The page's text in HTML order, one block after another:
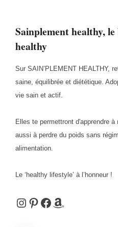
Sainplement healthy,
healthy
Sur SAIN’PLEMENT HEALTHY,
saine, équilibrée et diététique.
vie sain et actif.
Elles te permettront d'apprendre
aussi à perdre du poids sans
alimentation.
Le ‘healthy lifestyle’ à l’honneur !
Instagram
Pinterest
Facebook
Amazon